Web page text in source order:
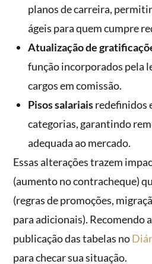
planos de carreira,
ágeis para quem cumpre
Atualização de
função incorporados pela
cargos em comissão.
Pisos salariaisredefinidos
categorias, garantindo
adequada ao mercado.
Essas alterações trazem
(aumento no contracheque)
(regras de promoções,
para adicionais). Recomendo
publicação das tabelas no
para checar sua situação.